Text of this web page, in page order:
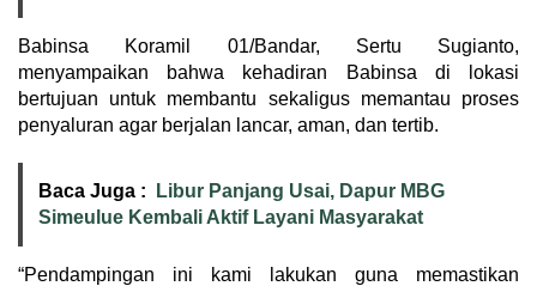
Babinsa Koramil 01/Bandar, Sertu Sugianto,
menyampaikan bahwa kehadiran Babinsa di lokasi
bertujuan untuk membantu sekaligus memantau proses
penyaluran agar berjalan lancar, aman, dan tertib.
Baca Juga :
Libur Panjang Usai, Dapur MBG
Simeulue Kembali Aktif Layani Masyarakat
“Pendampingan ini kami lakukan guna memastikan